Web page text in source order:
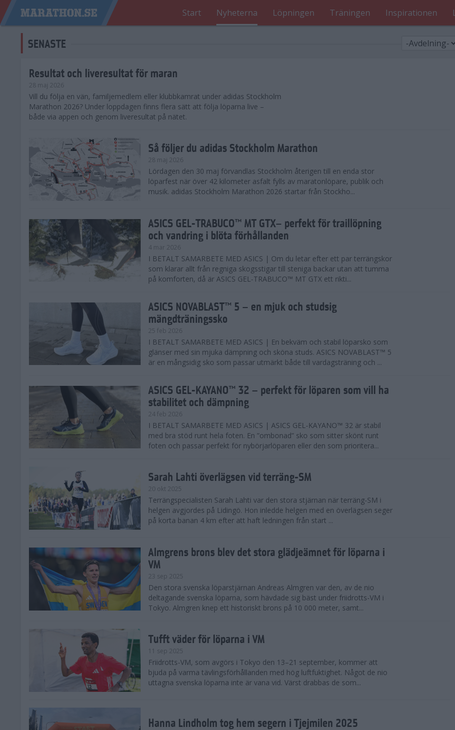
Start Nyheterna Löpningen Träningen Inspirationen
SENASTE
Resultat och liveresultat för maran
28 maj 2026
​Vill du följa en vän, familjemedlem eller klubbkamrat under adidas Stockholm
Marathon 2026? Under loppdagen finns flera sätt att följa löparna live –
både via appen och genom liveresultat på nätet.
Så följer du adidas Stockholm Marathon
28 maj 2026
Lördagen den 30 maj förvandlas Stockholm återigen till en enda stor
löparfest när över 42 kilometer asfalt fylls av maratonlöpare, publik och
musik. adidas Stockholm Marathon 2026 startar från Stockho...
ASICS GEL-TRABUCO™ MT GTX– perfekt för traillöpning
och vandring i blöta förhållanden
4 mar 2026
I BETALT SAMARBETE MED ASICS | Om du letar efter ett par terrängskor
som klarar allt från regniga skogsstigar till steniga backar utan att tumma
på komforten, då är ASICS GEL-TRABUCO™ MT GTX ett rikti...
ASICS NOVABLAST™ 5 – en mjuk och studsig
mängdträningssko
25 feb 2026
I BETALT SAMARBETE MED ASICS | En bekväm och stabil löparsko som
glänser med sin mjuka dämpning och sköna studs. ASICS NOVABLAST™ 5
är en mångsidig sko som passar utmärkt både till vardagsträning och ...
ASICS GEL-KAYANO™ 32 – perfekt för löparen som vill ha
stabilitet och dämpning
24 feb 2026
I BETALT SAMARBETE MED ASICS | ASICS GEL-KAYANO™ 32 är stabil
med bra stöd runt hela foten. En ”ombonad” sko som sitter skönt runt
foten och passar perfekt för nybörjarlöparen eller den som prioritera...
Sarah Lahti överlägsen vid terräng-SM
20 okt 2025
Terrängspecialisten Sarah Lahti var den stora stjärnan när terräng-SM i
helgen avgjordes på Lidingö. Hon inledde helgen med en överlägsen seger
på korta banan 4 km efter att haft ledningen från start ...
Almgrens brons blev det stora glädjeämnet för löparna i
VM
23 sep 2025
Den stora svenska löparstjärnan Andreas Almgren var den, av de nio
deltagande svenska löparna, som hävdade sig bäst under friidrotts-VM i
Tokyo. Almgren knep ett historiskt brons på 10 000 meter, samt...
Tufft väder för löparna i VM
11 sep 2025
Friidrotts-VM, som avgörs i Tokyo den 13–21 september, kommer att
bjuda på varma tävlingsförhållanden med hög luftfuktighet. Något de nio
uttagna svenska löparna inte är vana vid. Värst drabbas de som...
Hanna Lindholm tog hem segern i Tjejmilen 2025